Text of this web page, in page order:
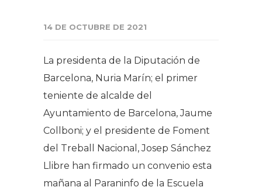
14 DE OCTUBRE DE 2021
La presidenta de la Diputación de
Barcelona, Nuria Marín; el primer
teniente de alcalde del
Ayuntamiento de Barcelona, Jaume
Collboni; y el presidente de Foment
del Treball Nacional, Josep Sánchez
Llibre han firmado un convenio esta
mañana al Paraninfo de la Escuela